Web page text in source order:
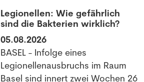
Legionellen: Wie gefährlich
sind die Bakterien wirklich?
05.08.2026
BASEL - Infolge eines
Legionellenausbruchs im Raum
Basel sind innert zwei Wochen 26